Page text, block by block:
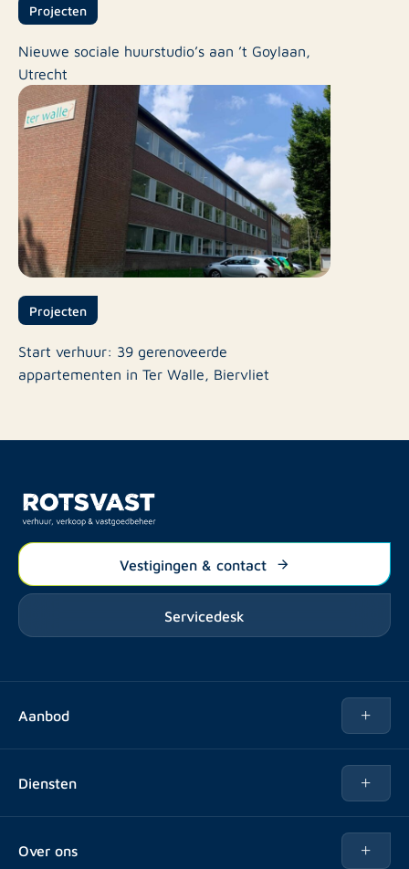
Projecten
Nieuwe sociale huurstudio’s aan ’t Goylaan,
Utrecht
Projecten
Start verhuur: 39 gerenoveerde
appartementen in Ter Walle, Biervliet
Vestigingen & contact
Servicedesk
Aanbod
Diensten
Over ons